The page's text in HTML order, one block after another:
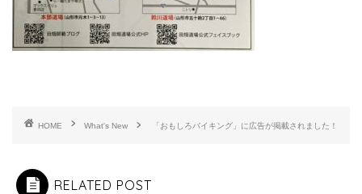
HOME What's New 「おもしろバイキング」に広告が掲載されました！
RELATED POST